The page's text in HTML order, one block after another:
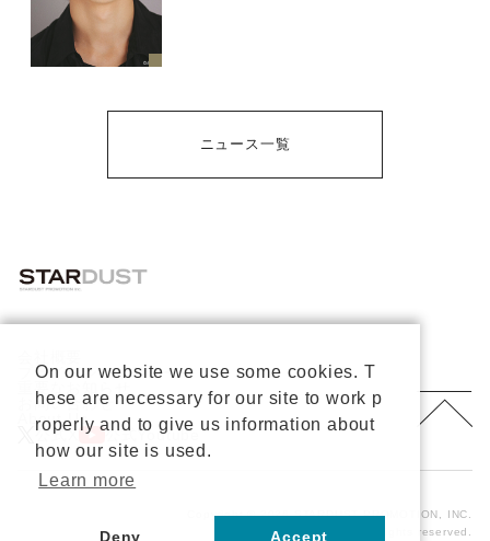
ニュース一覧
プライバシーポリシー
重要なお知らせ
お問い合わせ
About Us
公式X
公式Youtube
Copyright © 2026 STARDUST PROMOTION, INC.
All rights reserved.
On our website we use some cookies. T
hese are necessary for our site to work p
roperly and to give us information about
how our site is used.
Learn more
Deny Accept